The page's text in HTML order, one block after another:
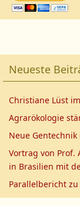
Neueste
Christiane Lüst
Agrarökologie
Neue
Vortrag von
in Brasilien mit
Parallelbericht